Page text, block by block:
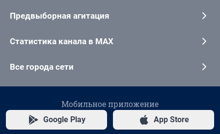
Предвыборная агитация
Статистика канала в MAX
Все города сети
Мобильное приложение
Google Play App Store